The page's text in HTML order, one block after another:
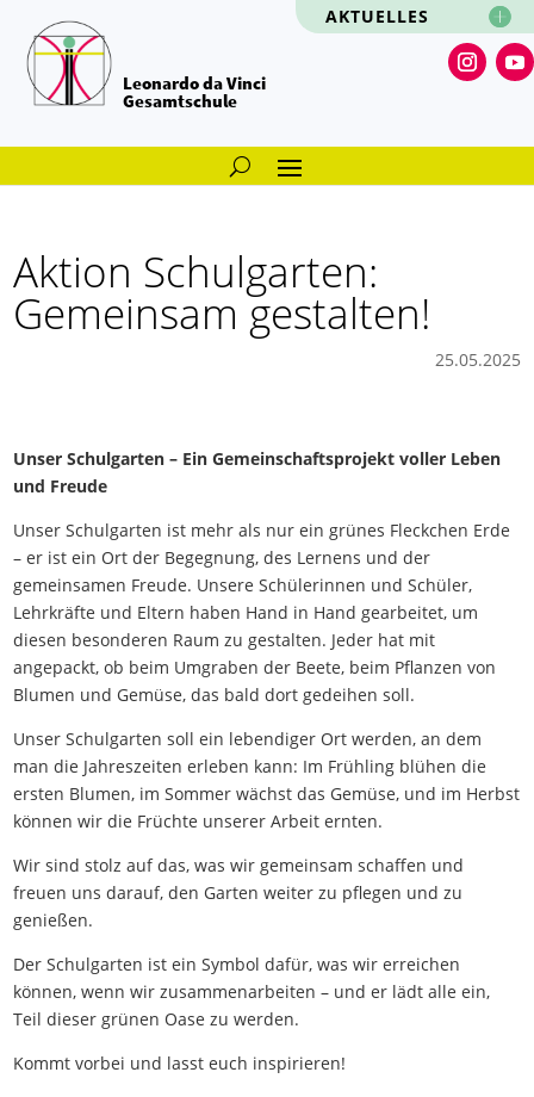
AKTUELLES
Leonardo da Vinci
Gesamtschule
Aktion Schulgarten:
Gemeinsam gestalten!
25.05.2025
Unser Schulgarten – Ein Gemeinschaftsprojekt voller Leben
und Freude
Unser Schulgarten ist mehr als nur ein grünes Fleckchen Erde
– er ist ein Ort der Begegnung, des Lernens und der
gemeinsamen Freude. Unsere Schülerinnen und Schüler,
Lehrkräfte und Eltern haben Hand in Hand gearbeitet, um
diesen besonderen Raum zu gestalten. Jeder hat mit
angepackt, ob beim Umgraben der Beete, beim Pflanzen von
Blumen und Gemüse, das bald dort gedeihen soll.
Unser Schulgarten soll ein lebendiger Ort werden, an dem
man die Jahreszeiten erleben kann: Im Frühling blühen die
ersten Blumen, im Sommer wächst das Gemüse, und im Herbst
können wir die Früchte unserer Arbeit ernten.
Wir sind stolz auf das, was wir gemeinsam schaffen und
freuen uns darauf, den Garten weiter zu pflegen und zu
genießen.
Der Schulgarten ist ein Symbol dafür, was wir erreichen
können, wenn wir zusammenarbeiten – und er lädt alle ein,
Teil dieser grünen Oase zu werden.
Kommt vorbei und lasst euch inspirieren!